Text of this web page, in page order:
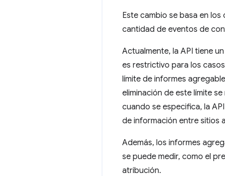
Este cambio se basa en
cantidad de eventos de
Actualmente, la API tiene
es restrictivo para los
límite de informes
eliminación de este límite
cuando se especifica, la
de información entre sitios
Además, los informes
se puede medir, como el
atribución.